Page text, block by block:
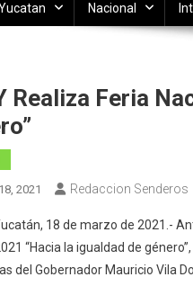
Nacional
Realiza Feria
2021 Redaccion Senderos
18 de marzo de 2021.-
“Hacia la igualdad de
del Gobernador Mauricio Vila